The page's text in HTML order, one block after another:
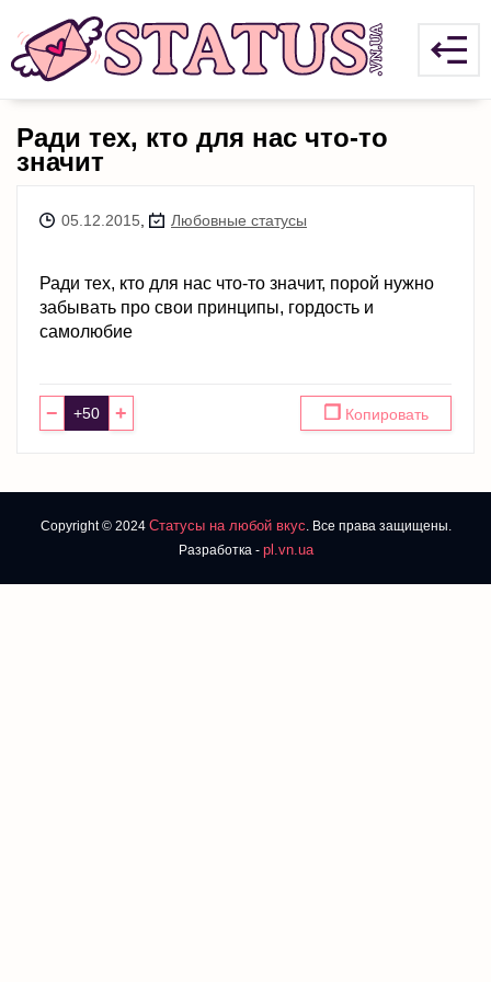
Ради тех, кто для нас что-то
значит
05.12.2015 Любовные статусы
Ради тех, кто для нас что-то значит, порой нужно
забывать про свои принципы, гордость и
самолюбие
− + ❐ Копировать
Copyright © 2024 Статусы на любой вкус. Все права защищены.
Разработка - pl.vn.ua